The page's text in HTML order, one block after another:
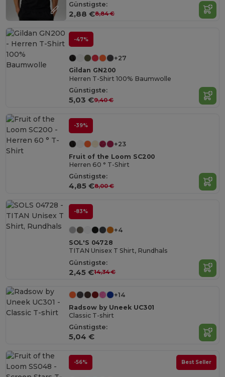
Günstigste:
2,88 €8,84 €
-47%
+27
Gildan GN200
Herren T-Shirt 100% Baumwolle
Günstigste:
5,03 €9,40 €
-39%
+23
Fruit of the Loom SC200
Herren 60 ° T-Shirt
Günstigste:
4,85 €8,00 €
-83%
+4
SOL'S 04728
TITAN Unisex T Shirt, Rundhals
Günstigste:
2,45 €14,34 €
+14
Radsow by Uneek UC301
Classic T-shirt
Günstigste:
5,04 €
-56% Best Seller